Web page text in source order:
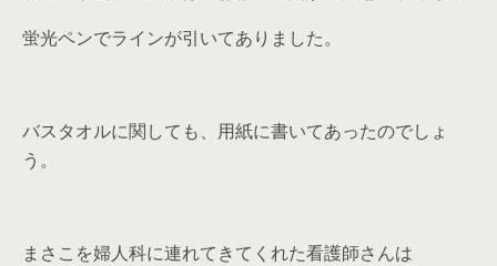
蛍光ペンでラインが引いてありました。
バスタオルに関しても、用紙に書いてあったのでしょ
う。
まさこを婦人科に連れてきてくれた看護師さんは